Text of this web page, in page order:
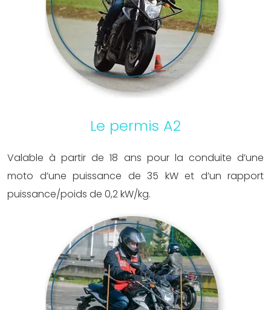
Le permis A2
Valable à partir de 18 ans pour la conduite d’une
moto d’une puissance de 35 kW et d’un rapport
puissance/poids de 0,2 kW/kg.